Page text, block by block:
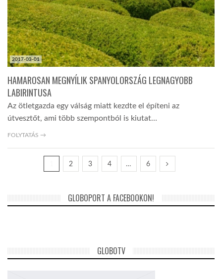
2017-03-01
HAMAROSAN MEGNYÍLIK SPANYOLORSZÁG LEGNAGYOBB
LABIRINTUSA
Az ötletgazda egy válság miatt kezdte el építeni az
útvesztőt, ami több szempontból is kiutat…
FOLYTATÁS →
2 3 4 … 6
GLOBOPORT A FACEBOOKON!
GLOBOTV